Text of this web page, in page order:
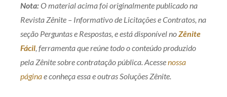
Nota:O material acima foi originalmente publicado na
Revista Zênite – Informativo de Licitações e Contratos, na
seção Perguntas e Respostas, e está disponível noZênite
Fácil, ferramenta que reúne todo o conteúdo produzido
pela Zênite sobre contratação pública. Acessenossa
páginae conheça essa e outras Soluções Zênite.